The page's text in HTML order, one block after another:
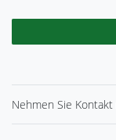
Nehmen Sie Kontakt